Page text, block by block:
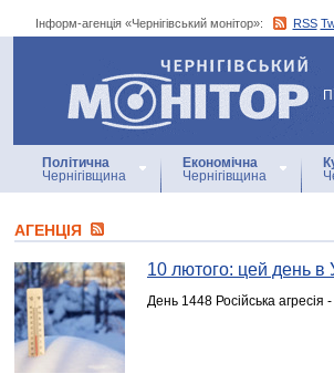
Інформ-агенція «Чернігівський монітор»: RSS
Інформ-агенція
«Чернігівський монітор»
Політична
Чернігівщина
Економічна
Чернігівщина
АГЕНЦIЯ
10 лютого: цей день в
День 1448 Російська